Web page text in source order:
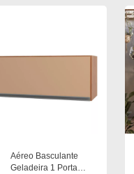
Aéreo Basculante
Geladeira 1 Porta